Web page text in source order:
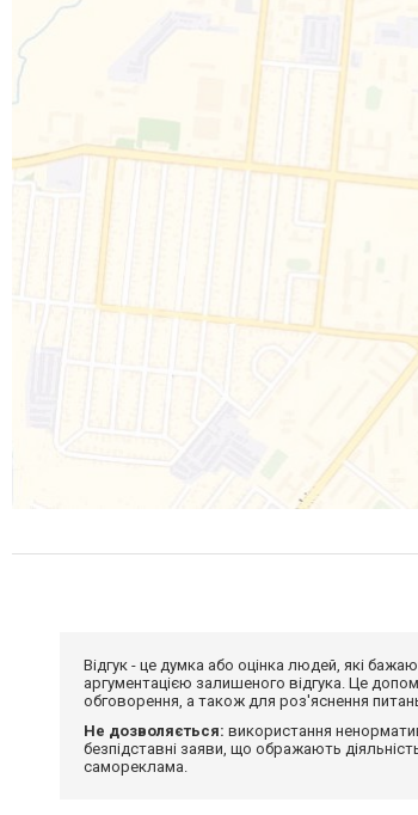
Відгук - це думка або оцінка людей, які
аргументацією залишеного відгука. Це
обговорення, а також для роз'яснення
Не дозволяється: використання
безпідставні заяви, що ображають
самореклама.